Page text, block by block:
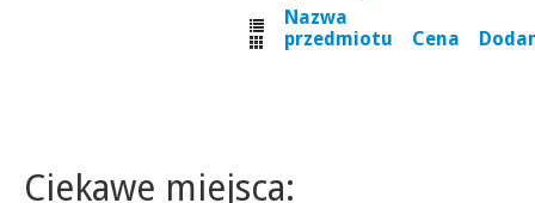
Nazwa
przedmiotu
Cena
Ciekawe miejsca: